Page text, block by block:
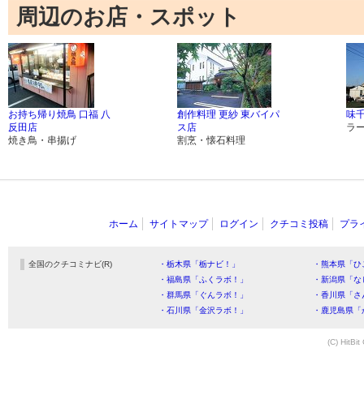
周辺のお店・スポット
お持ち帰り焼鳥 口福 八
反田店
焼き鳥・串揚げ
創作料理 更紗 東バイパ
ス店
割烹・懐石料理
味
ラ
ホーム サイトマップ ログイン クチコミ投稿 プラ
全国のクチコミナビ(R) ・栃木県「栃ナビ！」
・熊本県「
・福島県「ふくラボ！」
・新潟県「
・群馬県「ぐんラボ！」
・香川県「
・石川県「金沢ラボ！」
・鹿児島県
(C) HitBit